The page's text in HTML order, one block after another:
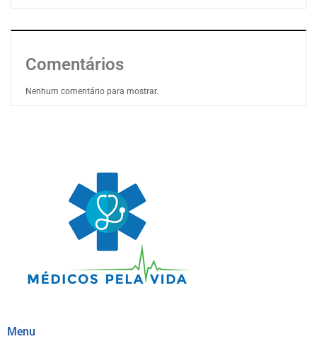
Comentários
Nenhum comentário para mostrar.
Menu